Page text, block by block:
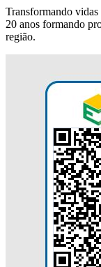
Transformando vidas
20 anos formando
região.